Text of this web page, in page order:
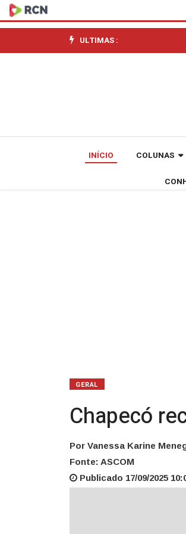
Chapecó
recebe
o
Oftalmologia
Catarinense
ULTIMAS :
INÍCIO COLUNAS
GERAL
Chapecó
Por Vanessa Karine
Fonte: ASCOM
Publicado 17/09/2025